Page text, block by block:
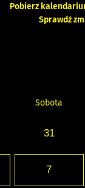
Pobierz
Sprawdź
Sobota
31
7